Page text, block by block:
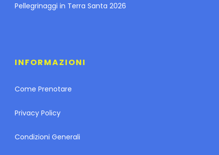
Pellegrinaggi in Terra Santa 2026
INFORMAZIONI
Come Prenotare
Privacy Policy
Condizioni Generali